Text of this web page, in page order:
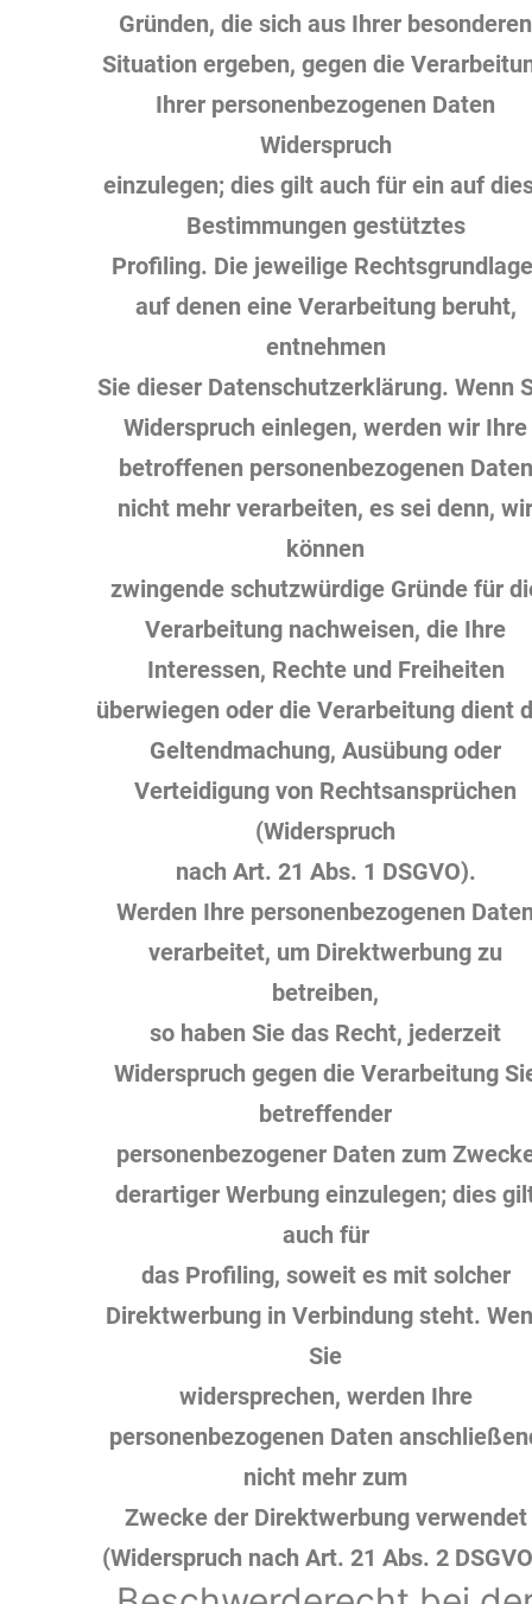
Gründen, die sich aus Ihrer besonderen
Situation ergeben, gegen die
Ihrer personenbezogenen Daten
Widerspruch
einzulegen; dies gilt auch für ein auf
Bestimmungen gestütztes
Profiling. Die jeweilige
auf denen eine Verarbeitung beruht,
entnehmen
Sie dieser Datenschutzerklärung. Wenn
Widerspruch einlegen, werden wir Ihre
betroffenen personenbezogenen Daten
nicht mehr verarbeiten, es sei denn, wir
können
zwingende schutzwürdige Gründe für
Verarbeitung nachweisen, die Ihre
Interessen, Rechte und Freiheiten
überwiegen oder die Verarbeitung dient
Geltendmachung, Ausübung oder
Verteidigung von Rechtsansprüchen
(Widerspruch
nach Art. 21 Abs. 1 DSGVO).
Werden Ihre personenbezogenen
verarbeitet, um Direktwerbung zu
betreiben,
so haben Sie das Recht, jederzeit
Widerspruch gegen die Verarbeitung
betreffender
personenbezogener Daten zum
derartiger Werbung einzulegen; dies
auch für
das Profiling, soweit es mit solcher
Direktwerbung in Verbindung steht.
Sie
widersprechen, werden Ihre
personenbezogenen Daten
nicht mehr zum
Zwecke der Direktwerbung verwendet
(Widerspruch nach Art. 21 Abs. 2